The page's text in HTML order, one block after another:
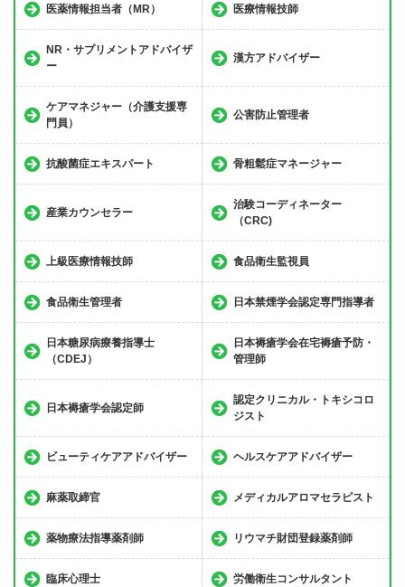
医薬情報担当者（MR） 医療情報技師
NR・サプリメントアドバイザ
ー
漢方アドバイザー
ケアマネジャー（介護支援専
門員）
公害防止管理者
抗酸菌症エキスパート 骨粗鬆症マネージャー
産業カウンセラー
治験コーディネーター
（CRC)
上級医療情報技師 食品衛生監視員
食品衛生管理者 日本禁煙学会認定専門指導者
日本糖尿病療養指導士
（CDEJ）
日本褥瘡学会在宅褥瘡予防・
管理師
日本褥瘡学会認定師
認定クリニカル・トキシコロ
ジスト
ビューティケアアドバイザー ヘルスケアアドバイザー
麻薬取締官 メディカルアロマセラピスト
薬物療法指導薬剤師 リウマチ財団登録薬剤師
臨床心理士 労働衛生コンサルタント